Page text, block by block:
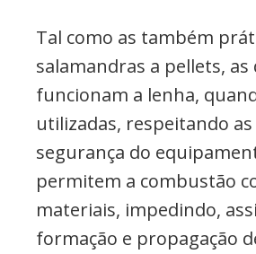
Tal como as também
salamandras a pellets, as
funcionam a lenha,
utilizadas, respeitando
segurança do
permitem a combustão
materiais, impedindo,
formação e propagação